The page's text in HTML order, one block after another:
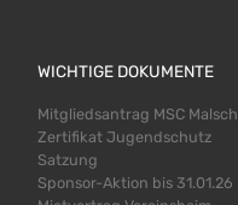
WICHTIGE DOKUMENTE
Mitgliedsantrag MSC Malsch
Zertifikat Jugendschutz
Satzung
Sponsor-Aktion bis 31.01.26